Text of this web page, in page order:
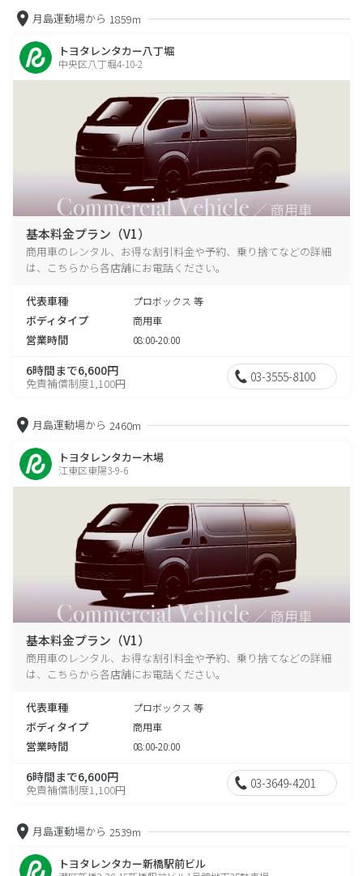
月島運動場から 1859m
トヨタレンタカー八丁堀
中央区八丁堀4-10-2
基本料金プラン（V1）
商用車のレンタル、お得な割引料金や予約、乗り捨てなどの詳細
は、こちらから各店舗にお電話ください。
代表車種 プロボックス 等
ボディタイプ 商用車
営業時間 08:00-20:00
6時間まで6,600円
免責補償制度1,100円 03-3555-8100
月島運動場から 2460m
トヨタレンタカー木場
江東区東陽3-9-6
基本料金プラン（V1）
商用車のレンタル、お得な割引料金や予約、乗り捨てなどの詳細
は、こちらから各店舗にお電話ください。
代表車種 プロボックス 等
ボディタイプ 商用車
営業時間 08:00-20:00
6時間まで6,600円
免責補償制度1,100円 03-3649-4201
月島運動場から 2539m
トヨタレンタカー新橋駅前ビル